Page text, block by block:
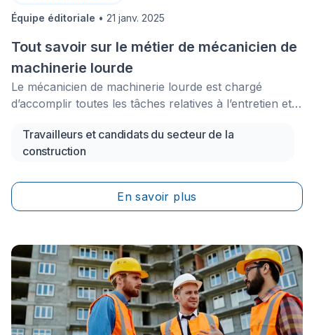
Équipe éditoriale • 21 janv. 2025
Tout savoir sur le métier de mécanicien de
machinerie lourde
Le mécanicien de machinerie lourde est chargé
d’accomplir toutes les tâches relatives à l’entretien et
surveillance d’un chef d’équipe.&nbsp;Il est amené à
évoluer sur diverses machines telles que des grues,
épandeuses, des rouleaux, des tracteurs ou tout autre
équipement de construction motorisé.
Travailleurs et candidats du secteur de la
construction
En savoir plus